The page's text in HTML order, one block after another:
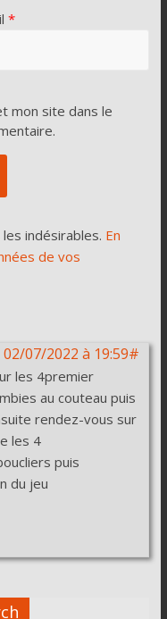
*
mon site dans le
indésirables. En
de vos
02/07/2022 à 19:59#
les 4premier
au couteau puis
rendez-vous sur
les 4
puis
du jeu